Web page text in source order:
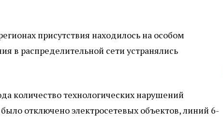
присутствия находилось на особом
в распределительной сети устранялись
количество технологических нарушений
отключено электросетевых объектов, линий 6-